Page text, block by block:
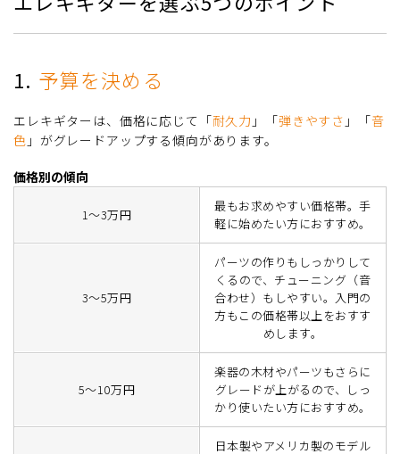
1. 予算を決める
エレキギターは、価格に応じて「耐久力 」「弾きやすさ 」「音
色 」がグレードアップする傾向があります。
価格別の傾向
1～3万円
最もお求めやすい価格帯。手
軽に始めたい方におすすめ。
3～5万円
パーツの作りもしっかりして
くるので、チューニング（音
合わせ）もしやすい。入門の
方もこの価格帯以上をおすす
めします。
5～10万円
楽器の木材やパーツもさらに
グレードが上がるので、しっ
かり使いたい方におすすめ。
日本製やアメリカ製のモデル